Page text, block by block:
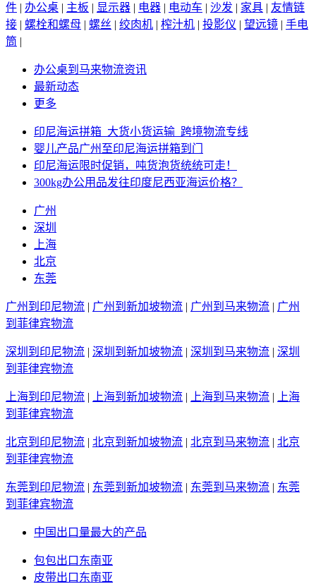
件 | 办公桌 | 主板 | 显示器 | 电器 | 电动车 | 沙发 | 家具 | 友情链
接 | 螺栓和螺母 | 螺丝 | 绞肉机 | 榨汁机 | 投影仪 | 望远镜 | 手电
筒 |
办公桌到马来物流资讯
最新动态
更多
印尼海运拼箱_大货小货运输_跨境物流专线
婴儿产品广州至印尼海运拼箱到门
印尼海运限时促销，吨货泡货统统可走！
300kg办公用品发往印度尼西亚海运价格？
广州
深圳
上海
北京
东莞
广州到印尼物流 | 广州到新加坡物流 | 广州到马来物流 | 广州
到菲律宾物流
深圳到印尼物流 | 深圳到新加坡物流 | 深圳到马来物流 | 深圳
到菲律宾物流
上海到印尼物流 | 上海到新加坡物流 | 上海到马来物流 |
上海
到菲律宾物流
北京到印尼物流 | 北京到新加坡物流 | 北京到马来物流 | 北京
到菲律宾物流
东莞到印尼物流 | 东莞到新加坡物流 | 东莞到马来物流 | 东莞
到菲律宾物流
中国出口量最大的产品
包包出口东南亚
皮带出口东南亚